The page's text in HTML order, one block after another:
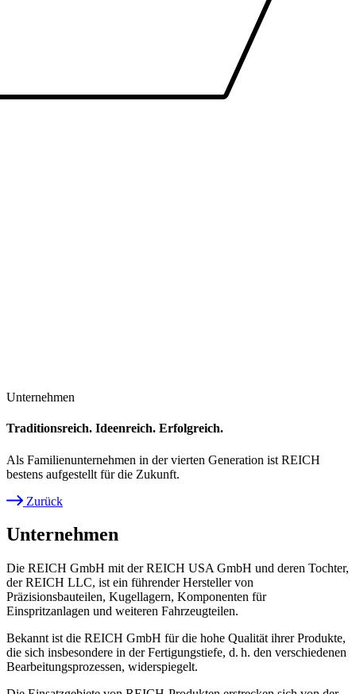
Unternehmen
Traditionsreich. Ideenreich. Erfolgreich.
Als Familienunternehmen in der vierten Generation ist REICH
bestens aufgestellt für die Zukunft.
Zurück
Unternehmen
Die REICH GmbH mit der REICH USA GmbH und deren Tochter,
der REICH LLC, ist ein führender Hersteller von
Präzisionsbauteilen, Kugellagern, Komponenten für
Einspritzanlagen und weiteren Fahrzeugteilen.
Bekannt ist die REICH GmbH für die hohe Qualität ihrer Produkte,
die sich insbesondere in der Fertigungstiefe, d. h. den verschiedenen
Bearbeitungsprozessen, widerspiegelt.